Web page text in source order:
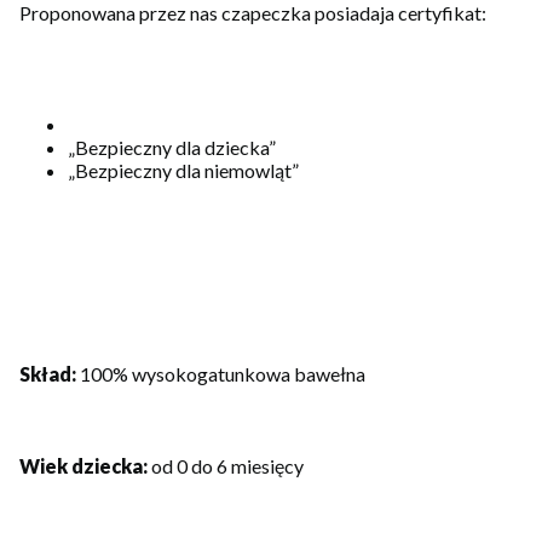
Proponowana przez nas czapeczka posiadaja certyfikat:
„Bezpieczny dla dziecka”
„Bezpieczny dla niemowląt”
Skład: 100% wysokogatunkowa bawełna
Wiek dziecka:od 0 do 6 miesięcy